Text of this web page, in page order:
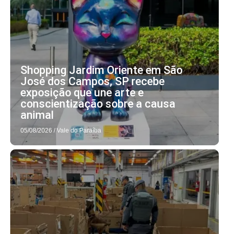
Shopping Jardim Oriente em São
José dos Campos, SP recebe
exposição que une arte e
conscientização sobre a causa
animal
05/08/2026 / Vale do Paraíba